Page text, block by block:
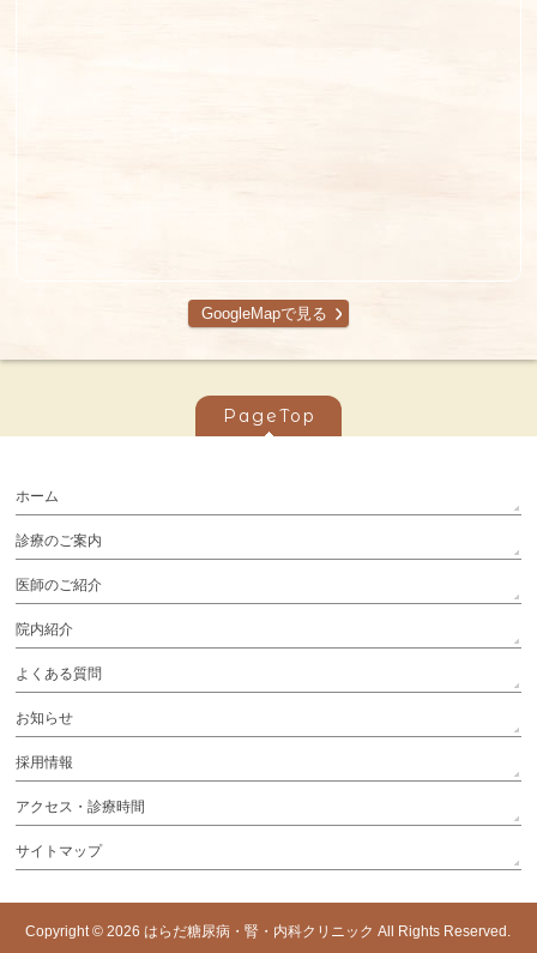
GoogleMapで見る
PageTop
ホーム
診療のご案内
医師のご紹介
院内紹介
よくある質問
お知らせ
採用情報
アクセス・診療時間
サイトマップ
Copyright © 2026はらだ糖尿病・腎・内科クリニック All Rights Reserved.